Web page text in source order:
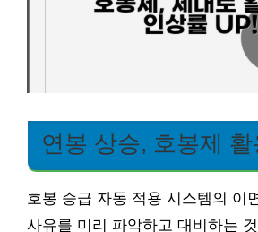
연봉 상승, 호봉제 활
호봉 승급 자동 적용 시스템의 이
사유를 미리 파악하고 대비하는